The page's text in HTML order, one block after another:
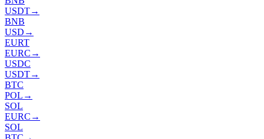
USDT→
BNB
USD →
EURT
EURC →
USDC
USDT→
BTC
POL →
SOL
EURC →
SOL